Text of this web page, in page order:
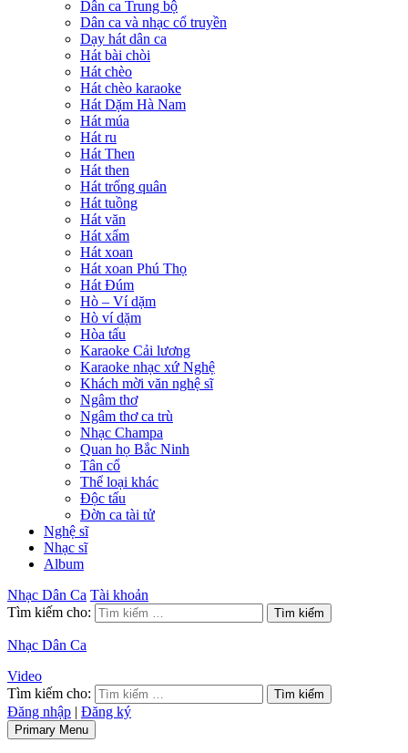
Dân ca Trung bộ
Dân ca và nhạc cổ truyền
Dạy hát dân ca
Hát bài chòi
Hát chèo
Hát chèo karaoke
Hát Dặm Hà Nam
Hát múa
Hát ru
Hát Then
Hát then
Hát trống quân
Hát tuồng
Hát văn
Hát xẩm
Hát xoan
Hát xoan Phú Thọ
Hát Đúm
Hò – Ví dặm
Hò ví dặm
Hòa tấu
Karaoke Cải lương
Karaoke nhạc xứ Nghệ
Khách mời văn nghệ sĩ
Ngâm thơ
Ngâm thơ ca trù
Nhạc Champa
Quan họ Bắc Ninh
Tân cổ
Thể loại khác
Độc tấu
Đờn ca tài tử
Nghệ sĩ
Nhạc sĩ
Album
Nhạc Dân Ca Tài khoản
Tìm kiếm cho:
Nhạc Dân Ca
Video
Tìm kiếm cho:
Đăng nhập | Đăng ký
Primary Menu